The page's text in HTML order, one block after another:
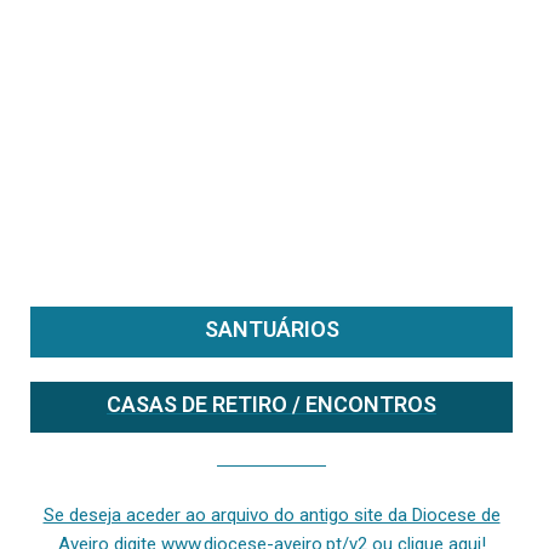
SANTUÁRIOS
CASAS DE RETIRO / ENCONTROS
Se deseja aceder ao arquivo do antigo site da Diocese de
Aveiro digite www.diocese-aveiro.pt/v2 ou clique aqui!